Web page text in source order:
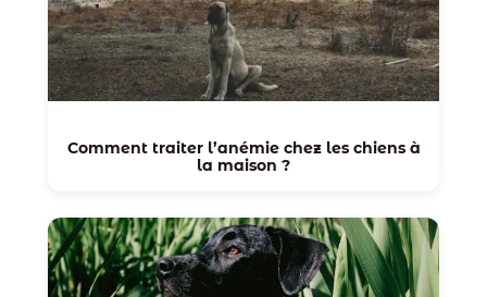
Comment traiter l’anémie chez les chiens à
la maison ?